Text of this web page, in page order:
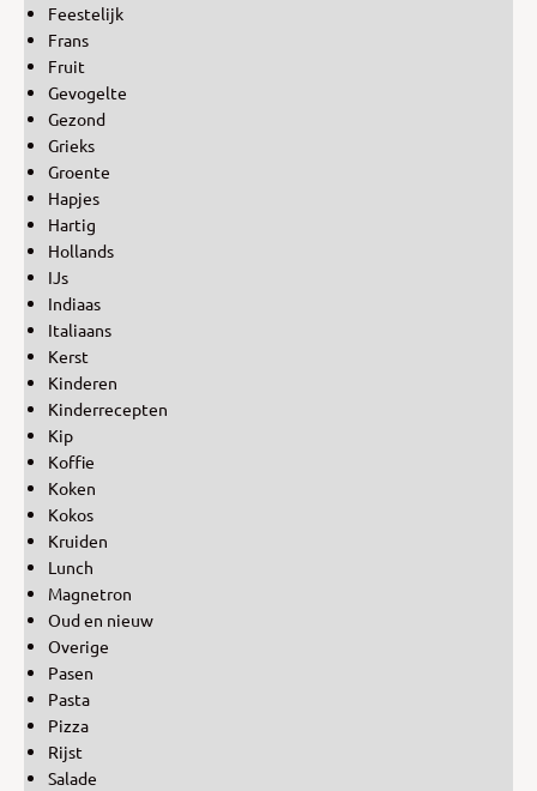
Feestelijk
Frans
Fruit
Gevogelte
Gezond
Grieks
Groente
Hapjes
Hartig
Hollands
IJs
Indiaas
Italiaans
Kerst
Kinderen
Kinderrecepten
Kip
Koffie
Koken
Kokos
Kruiden
Lunch
Magnetron
Oud en nieuw
Overige
Pasen
Pasta
Pizza
Rijst
Salade